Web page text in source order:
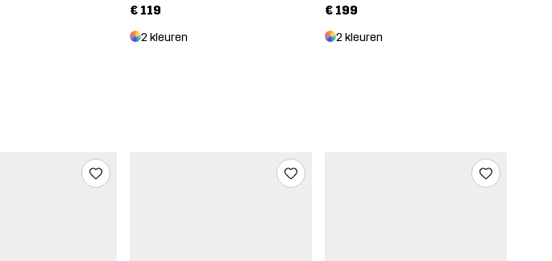
€ 119
2 kleuren
€ 199
2 kleuren